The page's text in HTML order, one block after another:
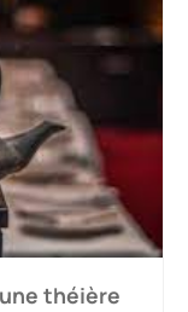
théière